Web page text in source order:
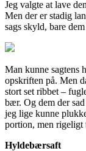
Jeg valgte at lave
Men der er stadig
sags skyld, bare
Man kunne sagtens
opskriften på. Men
stort set ribbet –
bær. Og dem der
jeg lige kunne
portion, men rigeligt
Hyldebærsaft